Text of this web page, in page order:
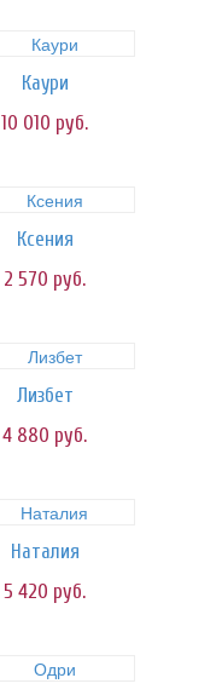
Каури
10 010 руб.
Ксения
2 570 руб.
Лизбет
4 880 руб.
Наталия
5 420 руб.